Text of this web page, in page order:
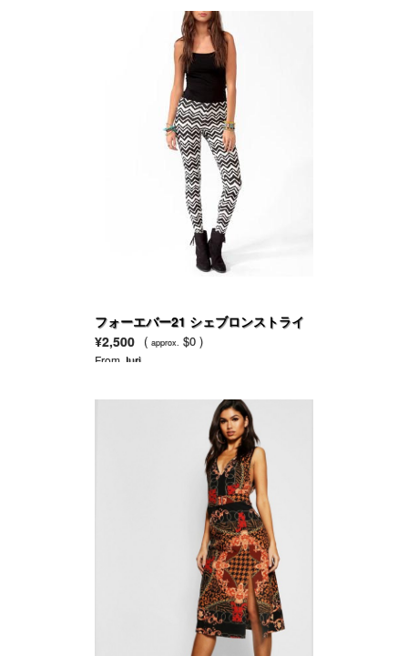
フォーエバー21 シェブロンストライ
プレギンス
¥2,500 ( approx. $0 )
From Juri